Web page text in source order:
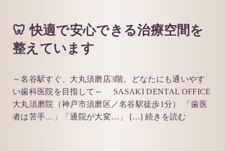
🦷 快適で安心できる治療空間を
整えています
～名谷駅すぐ、大丸須磨店3階。どなたにも通いやす
い歯科医院を目指して～ SASAKI DENTAL OFFICE
大丸須磨院（神戸市須磨区／名谷駅徒歩1分） 「歯医
者は苦手…」「通院が大変…」 […]続きを読む